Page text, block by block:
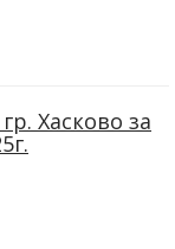
Хасково за